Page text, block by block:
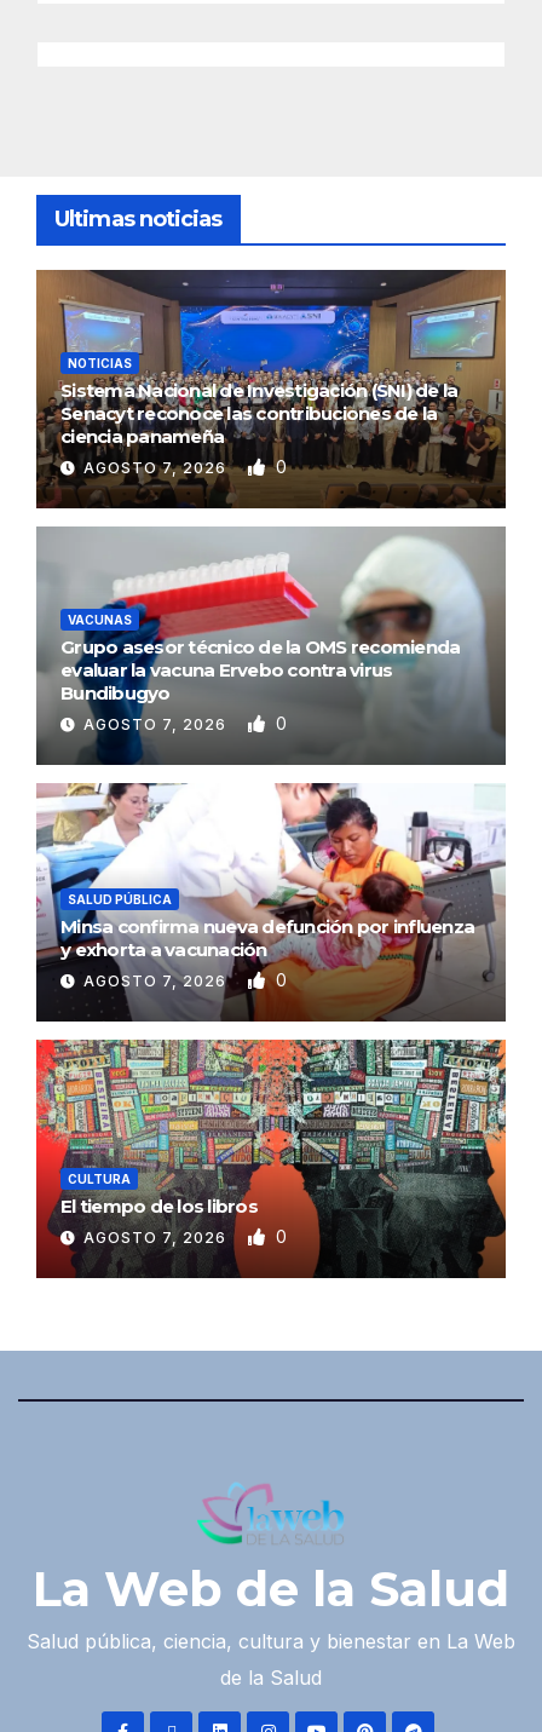
Ultimas noticias
NOTICIAS
Sistema Nacional de Investigación (SNI) de la
Senacyt reconoce las contribuciones de la
ciencia panameña
AGOSTO 7, 2026 0
VACUNAS
Grupo asesor técnico de la OMS recomienda
evaluar la vacuna Ervebo contra virus
Bundibugyo
AGOSTO 7, 2026 0
SALUD PÚBLICA
Minsa confirma nueva defunción por influenza
y exhorta a vacunación
AGOSTO 7, 2026 0
CULTURA
El tiempo de los libros
AGOSTO 7, 2026 0
La Web de la Salud
Salud pública, ciencia, cultura y bienestar en La Web
de la Salud